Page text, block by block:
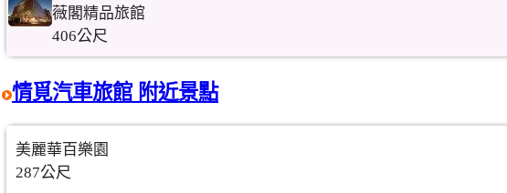
薇閣精品旅館
406公尺
情覓汽車旅館 附近景點
美麗華百樂園
287公尺